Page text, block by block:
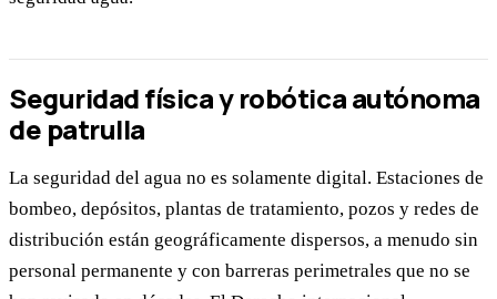
Seguridad física y robótica autónoma
de patrulla
La seguridad del agua no es solamente digital. Estaciones de
bombeo, depósitos, plantas de tratamiento, pozos y redes de
distribución están geográficamente dispersos, a menudo sin
personal permanente y con barreras perimetrales que no se